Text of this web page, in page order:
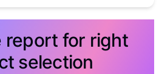
report for right
selection